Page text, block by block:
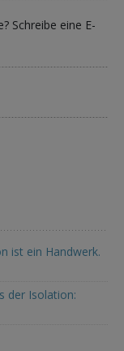
Schreibe eine E-
ist ein Handwerk.
der Isolation: